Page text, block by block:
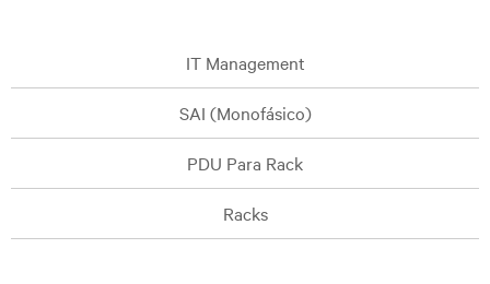
IT Management
SAI (Monofásico)
PDU Para Rack
Racks